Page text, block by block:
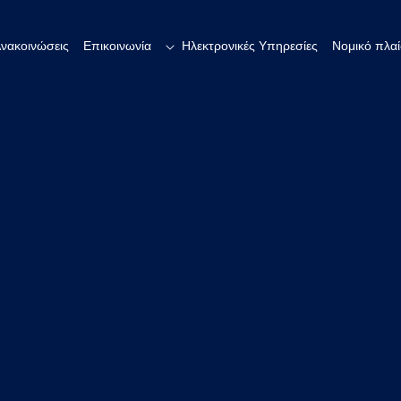
Νομικό
Ηλεκτρονικές Υπηρεσίες
Επικοινωνία